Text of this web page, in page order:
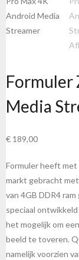
Formuler
Media
€ 189,00
Formuler heeft met
markt gebracht
van 4GB DDR4
speciaal
het mogelijk om
beeld te toveren.
namelijk voorzien